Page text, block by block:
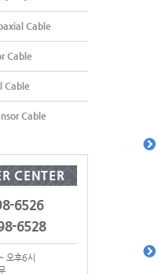
Cable
Cable
Cable
Cable
CENTER
6526
6528
오후6시